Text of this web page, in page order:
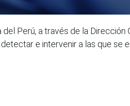
Perú, a través de la
e intervenir a las que se